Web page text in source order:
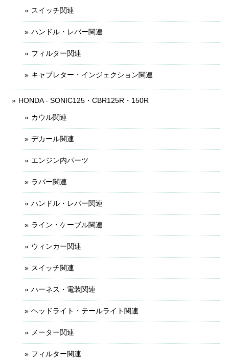
スイッチ関連
ハンドル・レバー関連
フィルター関連
キャブレター・インジェクション関連
HONDA - SONIC125・CBR125R・150R
カウル関連
デカール関連
エンジン内パーツ
ラバー関連
ハンドル・レバー関連
ライン・ケーブル関連
ウィンカー関連
スイッチ関連
ハーネス・電装関連
ヘッドライト・テールライト関連
メーター関連
フィルター関連